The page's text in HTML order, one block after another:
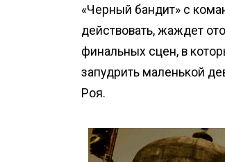
«Черный бандит» с
действовать, жаждет
финальных сцен, в
запудрить маленькой
Роя.